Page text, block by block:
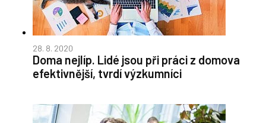
28. 8. 2020
Doma nejlíp. Lidé jsou při práci z domova
efektivnější, tvrdí výzkumníci